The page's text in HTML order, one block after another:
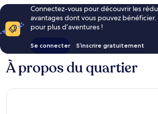
Connectez-vous pour découvrir les
avantages dont vous pouvez
pour plus d’aventures !
Se connecter S’inscrire gratuitement
À propos du quartier